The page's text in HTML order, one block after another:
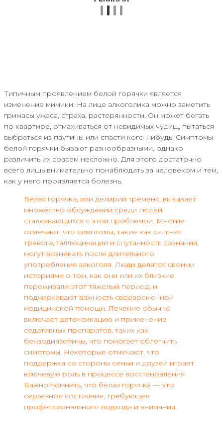
Типичным проявлением белой горячки является
изменение мимики. На лице алкоголика можно заметить
гримасы ужаса, страха, растерянности. Он может бегать
по квартире, отмахиваться от невидимых чудищ, пытаться
выбраться из паутины или спасти кого-нибудь. Симптомы
белой горячки бывают разнообразными, однако
различить их совсем несложно. Для этого достаточно
всего лишь внимательно понаблюдать за человеком и тем,
как у него проявляется болезнь.
Белая горячка, или делирий тременс, вызывает
множество обсуждений среди людей,
сталкивающихся с этой проблемой. Многие
отмечают, что симптомы, такие как сильная
тревога, галлюцинации и спутанность сознания,
могут возникать после длительного
употребления алкоголя. Люди делятся своими
историями о том, как они или их близкие
переживали этот тяжелый период, и
подчеркивают важность своевременной
медицинской помощи. Лечение обычно
включает детоксикацию и применение
седативных препаратов, таких как
бензодиазепины, что помогает облегчить
симптомы. Некоторые отмечают, что
поддержка со стороны семьи и друзей играет
ключевую роль в процессе восстановления.
Важно помнить, что белая горячка — это
серьезное состояние, требующее
профессионального подхода и внимания.